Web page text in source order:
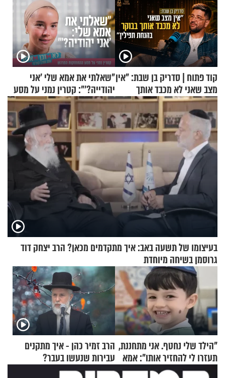
קוד פתוח | סדריק בן שבת: "אין
מצב שאני לא מכבד אותך
בבוקר בהנחת תפילין"
"שאלתי את אמא שלי 'אני
יהודייה?'": קטרין נמני על מסע
ההתחזקות המרגש
בעיצומו של תשעה באב: איך מתקדמים מכאן? הרב יצחק דוד
גרוסמן בשיחה מיוחדת
"הילד שלי נחטף. אני מתחננת,
תעזרו לי להחזיר אותו": אמא
של יובל בן ה-4 בריאיון דומע
הרב זמיר כהן - איך מתקנים
עבירות שנעשו בעבר?